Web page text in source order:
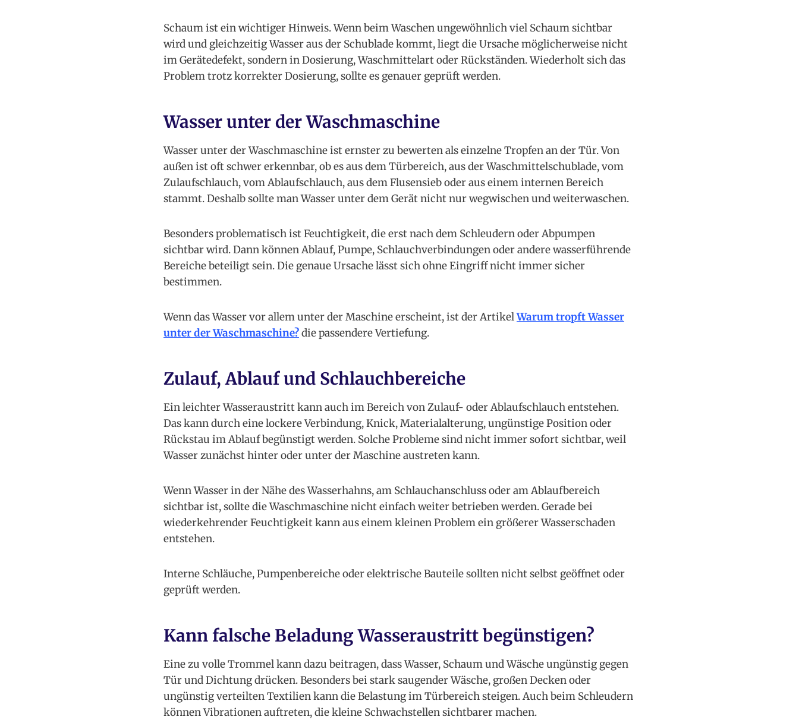
Schaum ist ein wichtiger Hinweis. Wenn beim Waschen ungewöhnlich viel Schaum sichtbar
wird und gleichzeitig Wasser aus der Schublade kommt, liegt die Ursache möglicherweise nicht
im Gerätedefekt, sondern in Dosierung, Waschmittelart oder Rückständen. Wiederholt sich das
Problem trotz korrekter Dosierung, sollte es genauer geprüft werden.
Wasser unter der Waschmaschine
Wasser unter der Waschmaschine ist ernster zu bewerten als einzelne Tropfen an der Tür. Von
außen ist oft schwer erkennbar, ob es aus dem Türbereich, aus der Waschmittelschublade, vom
Zulaufschlauch, vom Ablaufschlauch, aus dem Flusensieb oder aus einem internen Bereich
stammt. Deshalb sollte man Wasser unter dem Gerät nicht nur wegwischen und weiterwaschen.
Besonders problematisch ist Feuchtigkeit, die erst nach dem Schleudern oder Abpumpen
sichtbar wird. Dann können Ablauf, Pumpe, Schlauchverbindungen oder andere wasserführende
Bereiche beteiligt sein. Die genaue Ursache lässt sich ohne Eingriff nicht immer sicher
bestimmen.
Wenn das Wasser vor allem unter der Maschine erscheint, ist der ArtikelWarum tropft Wasser
unter der Waschmaschine?die passendere Vertiefung.
Zulauf, Ablauf und Schlauchbereiche
Ein leichter Wasseraustritt kann auch im Bereich von Zulauf- oder Ablaufschlauch entstehen.
Das kann durch eine lockere Verbindung, Knick, Materialalterung, ungünstige Position oder
Rückstau im Ablauf begünstigt werden. Solche Probleme sind nicht immer sofort sichtbar, weil
Wasser zunächst hinter oder unter der Maschine austreten kann.
Wenn Wasser in der Nähe des Wasserhahns, am Schlauchanschluss oder am Ablaufbereich
sichtbar ist, sollte die Waschmaschine nicht einfach weiter betrieben werden. Gerade bei
wiederkehrender Feuchtigkeit kann aus einem kleinen Problem ein größerer Wasserschaden
entstehen.
Interne Schläuche, Pumpenbereiche oder elektrische Bauteile sollten nicht selbst geöffnet oder
geprüft werden.
Kann falsche Beladung Wasseraustritt begünstigen?
Eine zu volle Trommel kann dazu beitragen, dass Wasser, Schaum und Wäsche ungünstig gegen
Tür und Dichtung drücken. Besonders bei stark saugender Wäsche, großen Decken oder
ungünstig verteilten Textilien kann die Belastung im Türbereich steigen. Auch beim Schleudern
können Vibrationen auftreten, die kleine Schwachstellen sichtbarer machen.